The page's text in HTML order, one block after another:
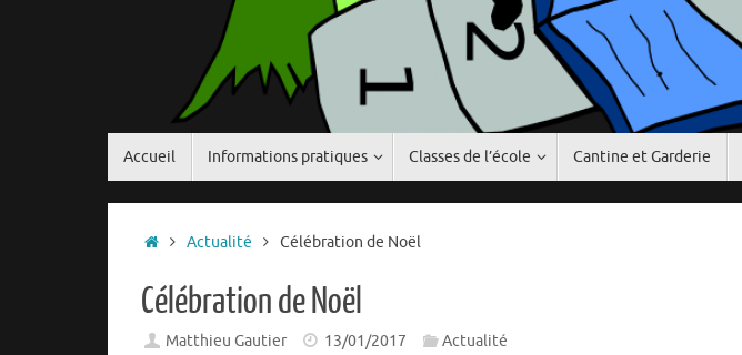
Accueil Informations pratiques Classes de l’école Cantine et Garderie
Accueil
Actualité Célébration de Noël
Célébration de Noël
Matthieu Gautier 13/01/2017 Actualité